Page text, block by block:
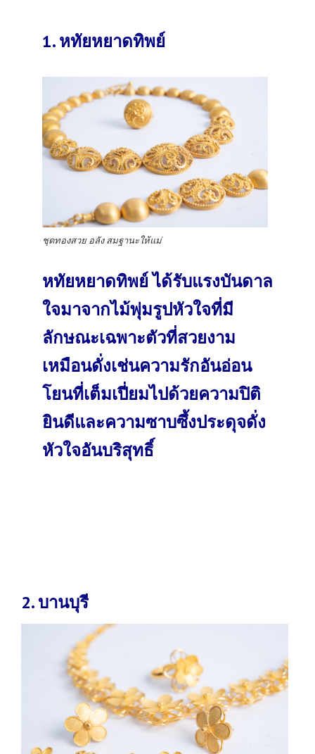
1. หทัยหยาดทิพย์
ชุดทองสวย อลัง สมฐานะให้แม่
หทัยหยาดทิพย์ ได้รับแรงบันดาล
ใจมาจากไม้พุ่มรูปหัวใจที่มี
ลักษณะเฉพาะตัวที่สวยงาม
เหมือนดั่งเช่นความรักอันอ่อน
โยนที่เต็มเปี่ยมไปด้วยความปิติ
ยินดีและความซาบซึ้งประดุจดั่ง
หัวใจอันบริสุทธิ์
2. บานบุรี